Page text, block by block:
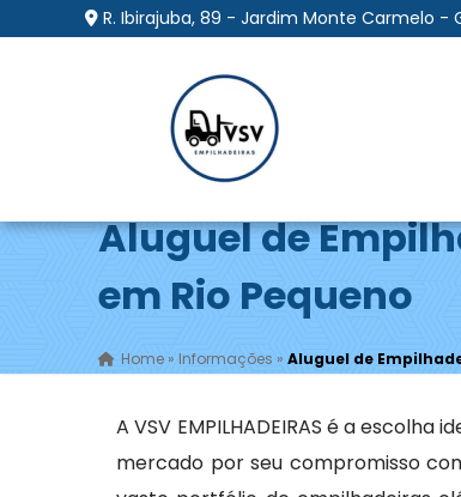
R. Ibirajuba, 89 - Jardim Monte Carmelo -
Aluguel de
em Rio Pequeno
Home »Informações »Aluguel de
A VSV EMPILHADEIRAS é a escolha
mercado por seu compromisso